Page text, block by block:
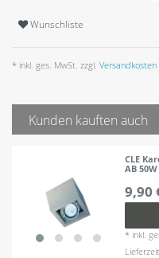
Wunschliste
* inkl. ges. MwSt. zzgl. Versandkosten
Kunden kauften auch
CLE
AB
9,90
* inkl.